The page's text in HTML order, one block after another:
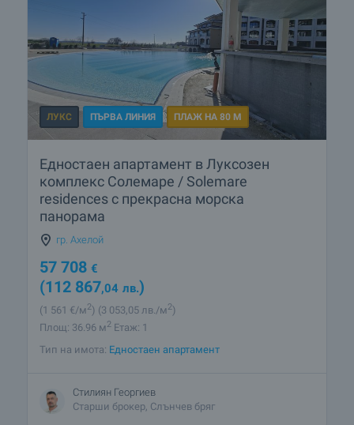
ЛУКС ПЪРВА ЛИНИЯ ПЛАЖ НА 80 М
Едностаен апартамент в Луксозен
комплекс Солемаре / Solemare
residences с прекрасна морска
панорама
гр. Ахелой
57 708 €
(112 867,04 лв.)
(1 561 €/м2) (3 053 ,05 лв./м2)
Площ: 36.96 м2 Етаж: 1
Тип на имота: Едностаен апартамент
Стилиян Георгиев
Старши брокер, Слънчев бряг